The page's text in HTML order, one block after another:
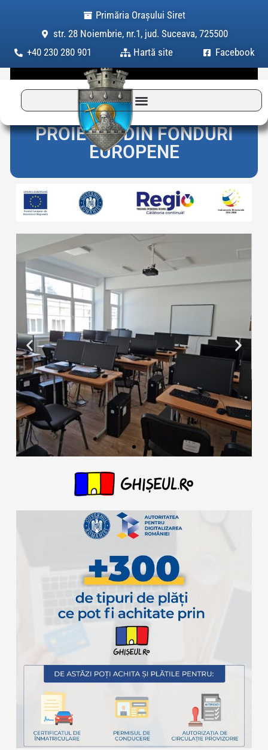
Primăria Orașului Siret
str. 28 Noiembrie, nr.1, jud. Suceava, 725500
+40 230 280 901
Hartă site Facebook
PROIECTE DIN FONDURI
EUROPENE